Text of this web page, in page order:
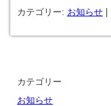
カテゴリー: お知らせ |
カテゴリー
お知らせ